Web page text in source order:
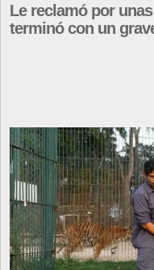
Le reclamó por
terminó con un